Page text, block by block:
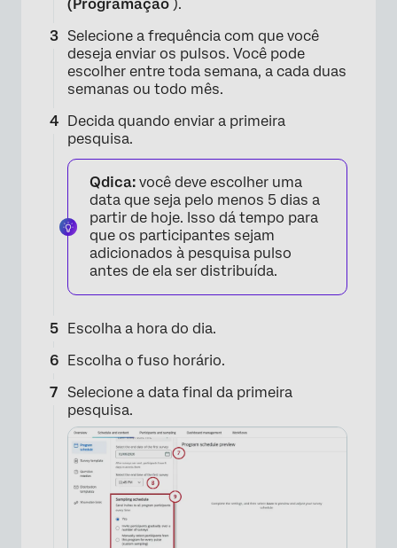
(Programação ).
Selecione a frequência com que você
deseja enviar os pulsos. Você pode
escolher entre toda semana, a cada duas
semanas ou todo mês.
Decida quando enviar a primeira
pesquisa.
Qdica: você deve escolher uma
data que seja pelo menos 5 dias a
partir de hoje. Isso dá tempo para
que os participantes sejam
adicionados à pesquisa pulso
antes de ela ser distribuída.
Escolha a hora do dia.
Escolha o fuso horário.
Selecione a data final da primeira
pesquisa.